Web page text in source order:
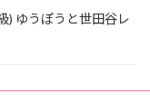
) ゆうぽうと世田谷レ